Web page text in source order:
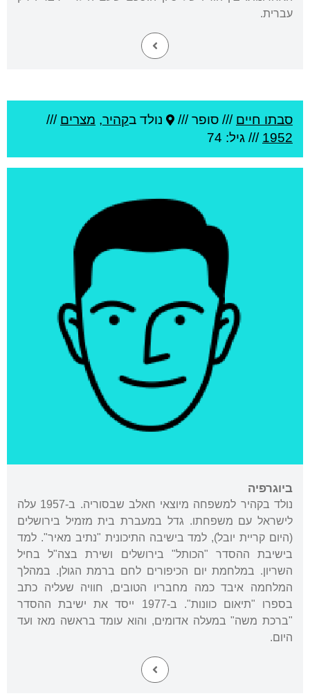
עברית.
סבתו חיים /// סופר /// נולד בקהיר, מצרים ///
1952 /// גיל: 74
ביוגרפיה
נולד בקהיר למשפחה מיוצאי חאלב שבסוריה. ב-1957 עלה
לישראל עם משפחתו. גדל במעברת בית מזמיל בירושלים
(היום קריית יובל), למד בישיבה התיכונית "נתיב מאיר". למד
בישיבת ההסדר "הכותל" בירושלים ושירת בצה"ל בחיל
השריון. במלחמת יום הכיפורים לחם ברמת הגולן. במהלך
המלחמה איבד כמה מחבריו הטובים, חוויה שעליה כתב
בספרו "תיאום כוונות". ב-1977 ייסד את ישיבת ההסדר
"ברכת משה" במעלה אדומים, והוא עומד בראשה מאז ועד
היום.